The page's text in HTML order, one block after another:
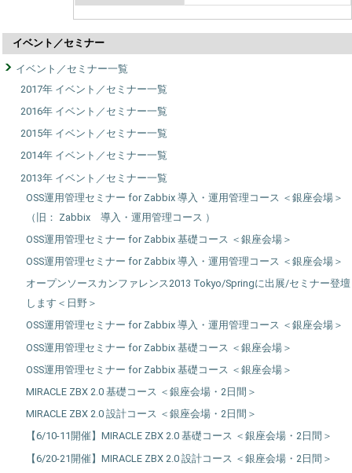
イベント／セミナー
イベント／セミナー一覧
2017年 イベント／セミナー一覧
2016年 イベント／セミナー一覧
2015年 イベント／セミナー一覧
2014年 イベント／セミナー一覧
2013年 イベント／セミナー一覧
OSS運用管理セミナー for Zabbix 導入・運用管理コース ＜銀座会場＞
（旧： Zabbix 導入・運用管理コース ）
OSS運用管理セミナー for Zabbix 基礎コース ＜銀座会場＞
OSS運用管理セミナー for Zabbix 導入・運用管理コース ＜銀座会場＞
オープンソースカンファレンス2013 Tokyo/Springに出展/セミナー登壇
します＜日野＞
OSS運用管理セミナー for Zabbix 導入・運用管理コース ＜銀座会場＞
OSS運用管理セミナー for Zabbix 基礎コース ＜銀座会場＞
OSS運用管理セミナー for Zabbix 基礎コース ＜銀座会場＞
MIRACLE ZBX 2.0 基礎コース ＜銀座会場・2日間＞
MIRACLE ZBX 2.0 設計コース ＜銀座会場・2日間＞
【6/10-11開催】MIRACLE ZBX 2.0 基礎コース ＜銀座会場・2日間＞
【6/20-21開催】MIRACLE ZBX 2.0 設計コース ＜銀座会場・2日間＞